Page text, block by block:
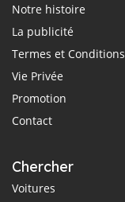
Notre histoire
La publicité
Termes et Conditions
Vie Privée
Promotion
Contact
Chercher
Voitures